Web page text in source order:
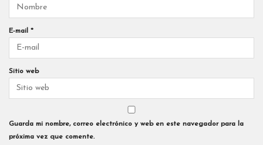
E-mail *
Sitio web
Guarda mi nombre, correo electrónico y web en este navegador para la
próxima vez que comente.